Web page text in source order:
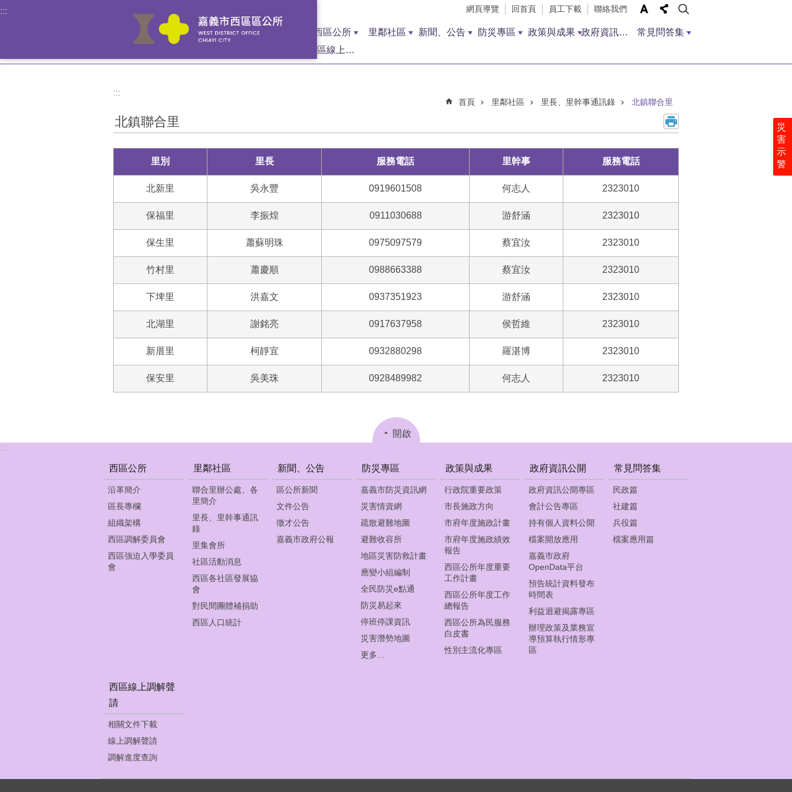
跳到主要內容區塊
:::
災
害
示
警
網頁導覽 回首頁 員工下載 聯絡我們
西區公所 里鄰社區 新聞、公告 防災專區 政策與成果 政府資訊公開
常見問答集
西區線上調解聲請
:::
首頁 里鄰社區 里長、里幹事通訊錄 北鎮聯合里
北鎮聯合里
里別 里長 服務電話 里幹事 服務電話
北新里 吳永豐 0919601508 何志人 2323010
保福里 李振煌 0911030688 游舒涵 2323010
保生里 蕭蘇明珠 0975097579 蔡宜汝 2323010
竹村里 蕭慶順 0988663388 蔡宜汝 2323010
下埤里 洪嘉文 0937351923 游舒涵 2323010
北湖里 謝銘亮 0917637958 侯哲維 2323010
新厝里 柯靜宜 0932880298 羅湛博 2323010
保安里 吳美珠 0928489982 何志人 2323010
開啟
:::
西區公所
沿革簡介
區長專欄
組織架構
西區調解委員會
西區強迫入學委員
會
里鄰社區
聯合里辦公處、各
里簡介
里長、里幹事通訊
錄
里集會所
社區活動消息
西區各社區發展協
會
對民間團體補捐助
西區人口統計
新聞、公告
區公所新聞
文件公告
徵才公告
嘉義市政府公報
防災專區
嘉義市防災資訊網
災害情資網
疏散避難地圖
避難收容所
地區災害防救計畫
應變小組編制
全民防災e點通
防災易起來
停班停課資訊
災害潛勢地圖
更多...
政策與成果
行政院重要政策
市長施政方向
市府年度施政計畫
市府年度施政績效
報告
西區公所年度重要
工作計畫
西區公所年度工作
總報告
西區公所為民服務
白皮書
性別主流化專區
政府資訊公開
政府資訊公開專區
會計公告專區
持有個人資料公開
檔案開放應用
嘉義市政府
OpenData平台
預告統計資料發布
時間表
利益迴避揭露專區
辦理政策及業務宣
導預算執行情形專
區
常見問答集
民政篇
社建篇
兵役篇
檔案應用篇
西區線上調解聲
請
相關文件下載
線上調解聲請
調解進度查詢